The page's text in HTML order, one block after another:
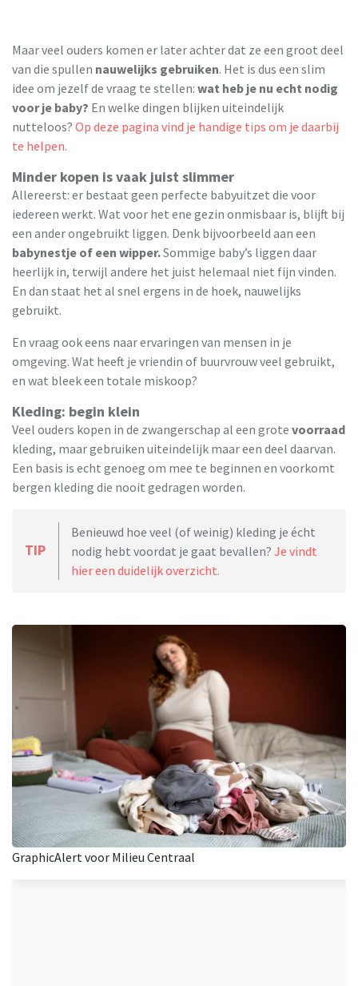
Maar veel ouders komen er later achter dat ze een groot deel
van die spullen nauwelijks gebruiken. Het is dus een slim
idee om jezelf de vraag te stellen: wat heb je nu echt nodig
voor je baby? En welke dingen blijken uiteindelijk
nutteloos? Op deze pagina vind je handige tips om je daarbij
te helpen.
Minder kopen is vaak juist slimmer
Allereerst: er bestaat geen perfecte babyuitzet die voor
iedereen werkt. Wat voor het ene gezin onmisbaar is, blijft bij
een ander ongebruikt liggen. Denk bijvoorbeeld aan een
babynestje of een wipper.Sommige baby’s liggen daar
heerlijk in, terwijl andere het juist helemaal niet fijn vinden.
En dan staat het al snel ergens in de hoek, nauwelijks
gebruikt.
En vraag ook eens naar ervaringen van mensen in je
omgeving. Wat heeft je vriendin of buurvrouw veel gebruikt,
en wat bleek een totale miskoop?
Kleding: begin klein
Veel ouders kopen in de zwangerschap al een grote voorraad
kleding, maar gebruiken uiteindelijk maar een deel daarvan.
Een basis is echt genoeg om mee te beginnen en voorkomt
bergen kleding die nooit gedragen worden.
TIP
Benieuwd hoe veel (of weinig) kleding je écht
nodig hebt voordat je gaat bevallen? Je vindt
hier een duidelijk overzicht.
GraphicAlert voor Milieu Centraal